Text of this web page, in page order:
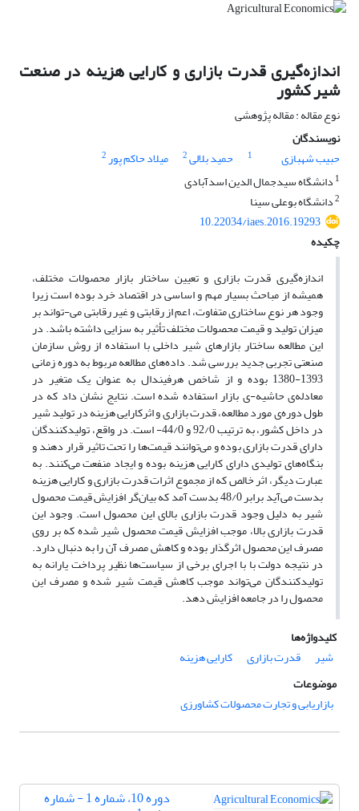
اندازه‌گیری قدرت بازاری و کارایی هزینه در صنعت
شیر کشور
نوع مقاله : مقاله پژوهشی
نویسندگان
حبیب شهبازی
1 حمید بلالی2 میلاد حاکم پور2
1 دانشگاه سیدجمال الدین اسدآبادی
2دانشگاه بوعلی سینا
10.22034/iaes.2016.19293
چکیده
اندازه‌گیری قدرت بازاری و تعیین ساختار بازار محصولات مختلف،
همیشه از مباحث بسیار مهم و اساسی در اقتصاد خرد بوده است زیرا
وجود هر نوع ساختاری متفاوت، اعم از رقابتی و غیر رقابتی می-تواند بر
میزان تولید و قیمت محصولات مختلف تأثیر به سزایی داشته باشد. در
این مطالعه ساختار بازارهای شیر داخلی با استفاده از روش سازمان
صنعتی تجربی جدید بررسی شد. داده‌های مطالعه مربوط به دوره‌ زمانی
1393-1380 بوده و از شاخص هرفیندال به عنوان یک متغیر در
معادله‌ی حاشیه-ی بازار استفاده شده است. نتایج نشان داد که در
طول دوره‌ی مورد مطالعه، قدرت بازاری و اثرکارایی هزینه در تولید شیر
در داخل کشور، به ترتیب 92/0 و 44/0- است. در واقع، تولیدکنندگان
دارای قدرت بازاری بوده و می‌توانند قیمت‌ها را تحت تاثیر قرار دهند و
بنگاه‌های تولیدی دارای کارایی هزینه بوده و ایجاد منفعت می‌کنند. به
عبارت دیگر، اثر خالص که از مجموع اثرات قدرت بازاری و کارایی هزینه
بدست می‌آید برابر 48/0 بدست آمد که بیان‌گر افزایش قیمت محصول
شیر به دلیل وجود قدرت بازاری بالای این محصول است. وجود این
قدرت بازاری بالا، موجب افزایش قیمت محصول شیر شده که بر روی
مصرف این محصول اثرگذار بوده و کاهش مصرف آن را به دنبال دارد.
در نتیجه دولت با با اجرای برخی از سیاست‌ها نظیر پرداخت یارانه به
تولیدکنندگان می‌تواند موجب کاهش قیمت شیر شده و مصرف این
محصول را در جامعه افزایش دهد.
کلیدواژه‌ها
شیر
قدرت بازاری
کارایی هزینه
موضوعات
بازاریابی و تجارت محصولات کشاورزی
دوره 10، شماره 1 - شماره